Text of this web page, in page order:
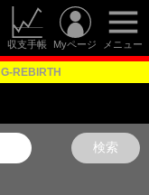
収支手帳 Myページ メニュー
G-REBIRTH